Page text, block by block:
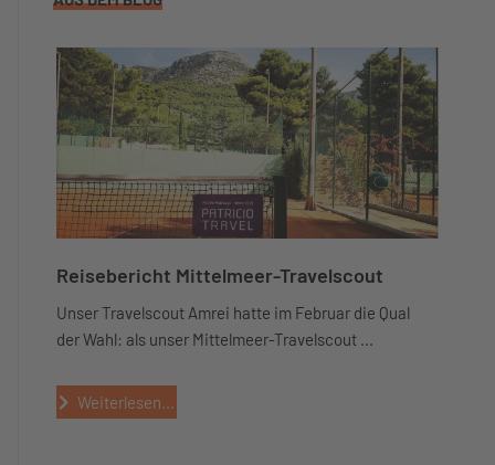
Reisebericht Mittelmeer-Travelscout
Unser Travelscout Amrei hatte im Februar die Qual
der Wahl: als unser Mittelmeer-Travelscout ...
Weiterlesen...